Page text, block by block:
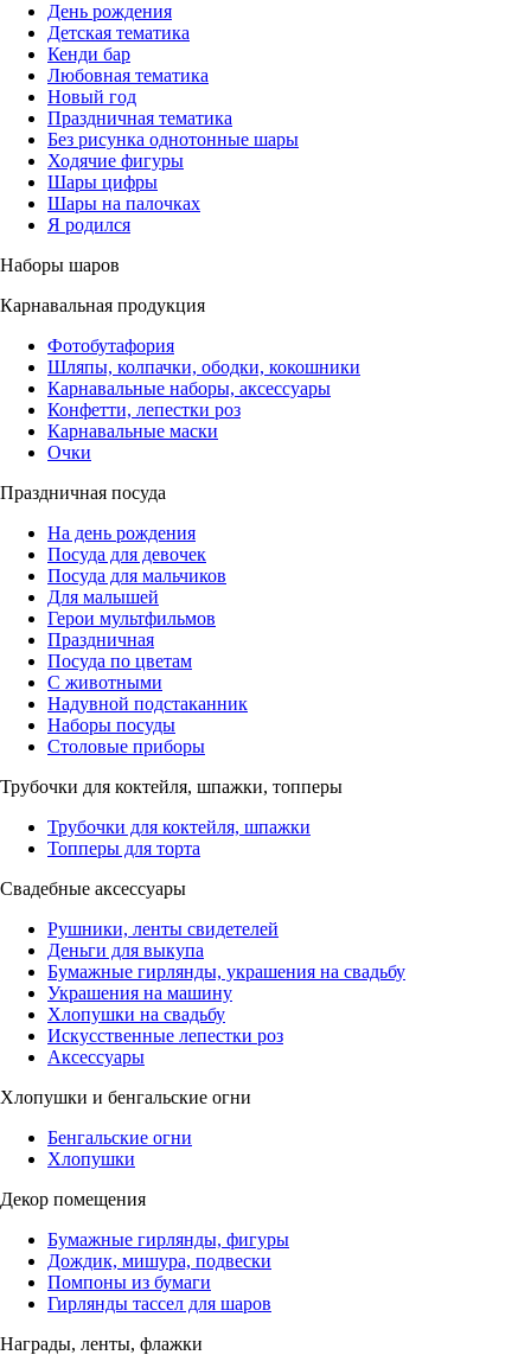
День рождения
Детская тематика
Кенди бар
Любовная тематика
Новый год
Праздничная тематика
Без рисунка однотонные шары
Ходячие фигуры
Шары цифры
Шары на палочках
Я родился
Наборы шаров
Карнавальная продукция
Фотобутафория
Шляпы, колпачки, ободки, кокошники
Карнавальные наборы, аксессуары
Конфетти, лепестки роз
Карнавальные маски
Очки
Праздничная посуда
На день рождения
Посуда для девочек
Посуда для мальчиков
Для малышей
Герои мультфильмов
Праздничная
Посуда по цветам
С животными
Надувной подстаканник
Наборы посуды
Столовые приборы
Трубочки для коктейля, шпажки, топперы
Трубочки для коктейля, шпажки
Топперы для торта
Свадебные аксессуары
Рушники, ленты свидетелей
Деньги для выкупа
Бумажные гирлянды, украшения на свадьбу
Украшения на машину
Хлопушки на свадьбу
Искусственные лепестки роз
Аксессуары
Хлопушки и бенгальские огни
Бенгальские огни
Хлопушки
Декор помещения
Бумажные гирлянды, фигуры
Дождик, мишура, подвески
Помпоны из бумаги
Гирлянды тассел для шаров
Награды, ленты, флажки